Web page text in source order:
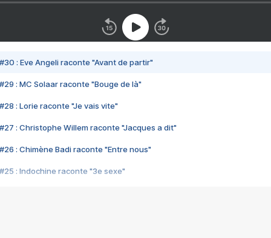
#30 : Eve Angeli raconte "Avant de partir"
#29 : MC Solaar raconte "Bouge de là"
#28 : Lorie raconte "Je vais vite"
#27 : Christophe Willem raconte "Jacques a dit"
#26 : Chimène Badi raconte "Entre nous"
#25 : Indochine raconte "3e sexe"